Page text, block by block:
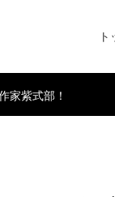
家紫式部！